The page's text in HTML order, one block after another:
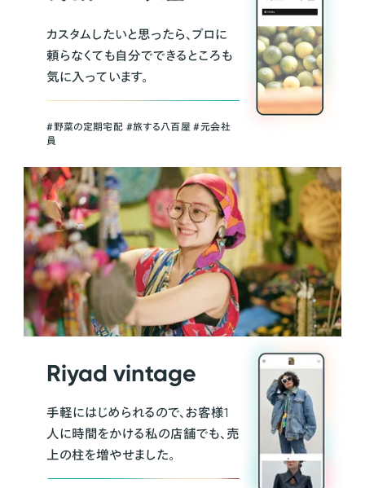
カスタムしたいと思ったら、プロに
頼らなくても自分でできるところも
気に入っています。
＃野菜の定期宅配 ＃旅する八百屋 ＃元会社
員
Riyad vintage
手軽にはじめられるので、お客様1
人に時間をかける私の店舗でも、売
上の柱を増やせました。